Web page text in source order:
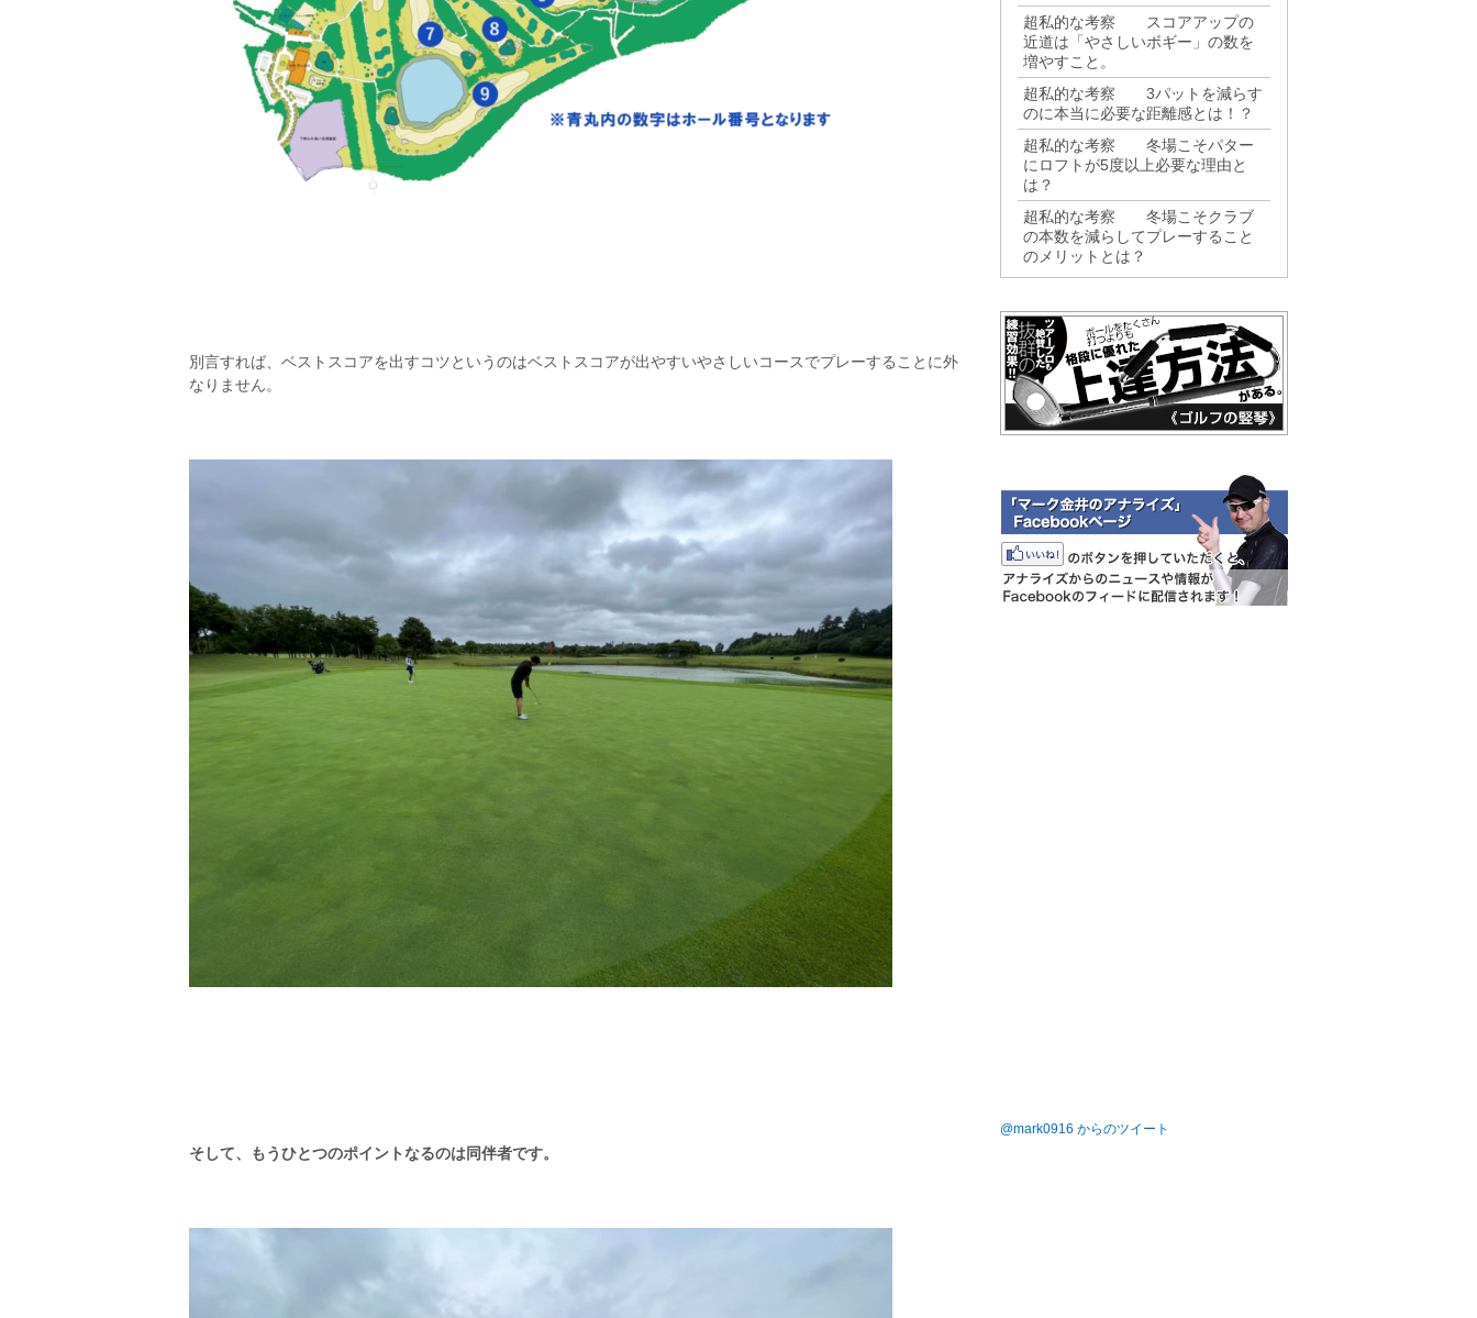
別言すれば、ベストスコアを出すコツというのはベストスコアが出やすいやさしいコースでプレーすることに外
なりません。
そして、もうひとつのポイントなるのは同伴者です。
超私的な考察 スコアアップの
近道は「やさしいボギー」の数を
増やすこと。
超私的な考察 3パットを減らす
のに本当に必要な距離感とは！？
超私的な考察 冬場こそパター
にロフトが5度以上必要な理由と
は？
超私的な考察 冬場こそクラブ
の本数を減らしてプレーすること
のメリットとは？
@mark0916 からのツイート